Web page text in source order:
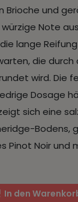
Brioche und
Note
lange
die durch
wird. Die
Dosage
sich eine
Bodens,
Pinot Noir und
In den